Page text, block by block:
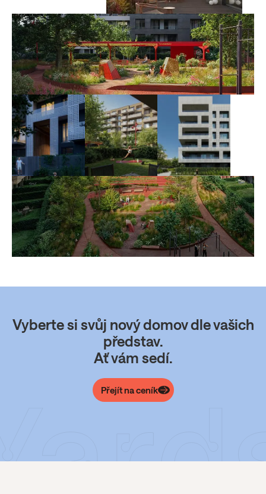
Vyberte si svůj nový domov dle vašich
představ.
Ať vám sedí.
Přejít na ceník